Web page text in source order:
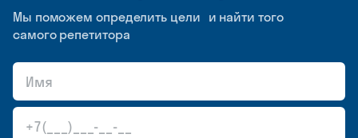
Мы поможем определить цели и найти того
самого репетитора